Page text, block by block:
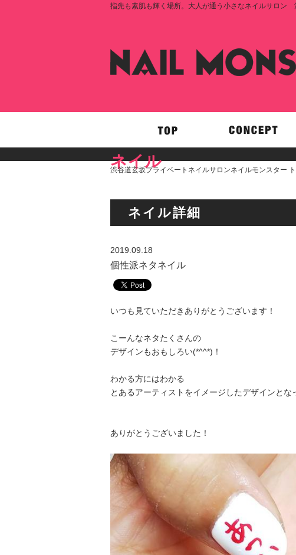
指先も素肌も輝く場所。大人が通う小さなネイルサロン
ネイル
渋谷道玄坂プライベートネイルサロンネイルモンスター
ネイル詳細
2019.09.18
個性派ネタネイル
いつも見ていただきありがとうございます！
こーんなネタたくさんの
デザインもおもしろい(*^^*)！
わかる方にはわかる
とあるアーティストをイメージしたデザインとな
ありがとうございました！